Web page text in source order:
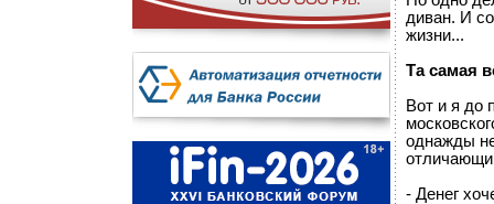
диван. И
жизни...
Та самая
Вот и я до
однажды
- Денег